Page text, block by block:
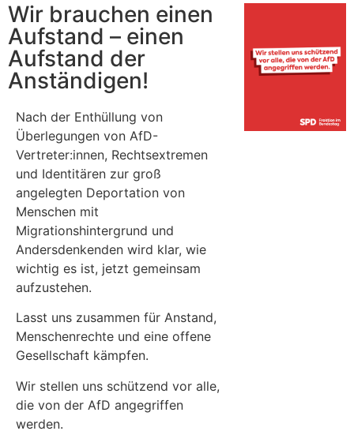
Wir brauchen einen
Aufstand – einen
Aufstand der
Anständigen!
Nach der Enthüllung von
Überlegungen von AfD-
Vertreter:innen, Rechtsextremen
und Identitären zur groß
angelegten Deportation von
Menschen mit
Migrationshintergrund und
Andersdenkenden wird klar, wie
wichtig es ist, jetzt gemeinsam
aufzustehen.
Lasst uns zusammen für Anstand,
Menschenrechte und eine offene
Gesellschaft kämpfen.
Wir stellen uns schützend vor alle,
die von der AfD angegriffen
werden.